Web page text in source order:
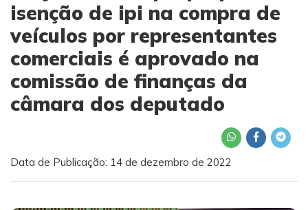
isenção de ipi na compra de
veículos por representantes
comerciais é aprovado na
comissão de finanças da
câmara dos deputado
Data de Publicação: 14 de dezembro de 2022